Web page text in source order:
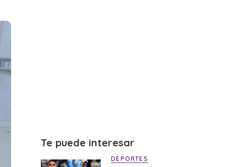
Te puede interesar
DEPORTES